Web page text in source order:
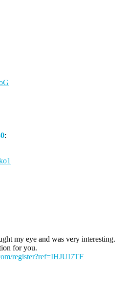
:
my eye and was very interesting.
for you.
register?ref=IHJUI7TF